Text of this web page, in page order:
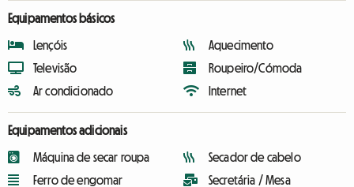
Equipamentos básicos
Lençóis
Televisão
Ar condicionado
Aquecimento
Roupeiro/Cómoda
Internet
Equipamentos adicionais
Máquina de secar roupa
Ferro de engomar
Secador de cabelo
Secretária / Mesa